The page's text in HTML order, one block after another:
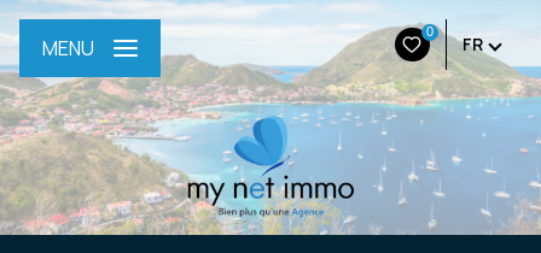
0
FR
MENU